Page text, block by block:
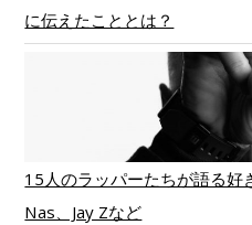
に伝えたこととは？
15人のラッパーたちが語る好
Nas、Jay Zなど